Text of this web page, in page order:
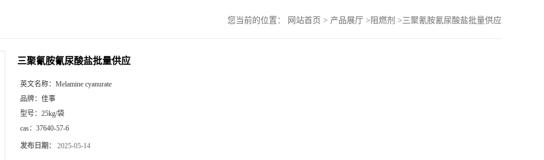
您当前的位置： 网站首页 > 产品展厅 > 阻燃剂 >三聚氰胺氰尿酸盐批量供应
三聚氰胺氰尿酸盐批量供应
英文名称： Melamine cyanurate
品牌： 佳事
型号： 25kg/袋
cas： 37640-57-6
发布日期： 2025-05-14